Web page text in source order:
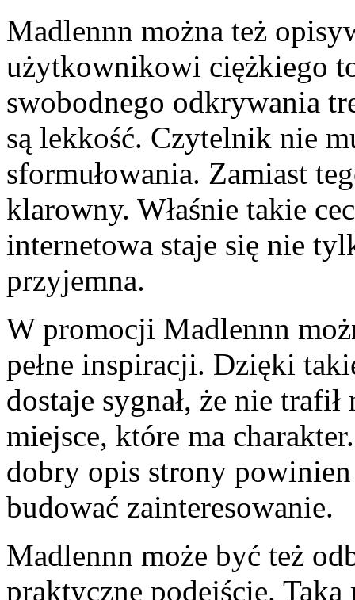
Madlennn można też
użytkownikowi ciężkiego
swobodnego odkrywania
są lekkość. Czytelnik nie
sformułowania. Zamiast
klarowny. Właśnie takie
internetowa staje się nie
przyjemna.
W promocji Madlennn
pełne inspiracji. Dzięki
dostaje sygnał, że nie
miejsce, które ma
dobry opis strony
budować zainteresowanie.
Madlennn może być też
praktyczne podejście.